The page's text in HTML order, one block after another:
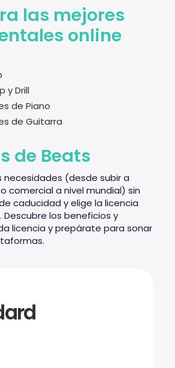
las mejores
online
y Drill
de Piano
de Guitarra
de Beats
(desde subir a
comercial a nivel mundial) sin
caducidad y elige la licencia
los beneficios y
licencia y prepárate para sonar